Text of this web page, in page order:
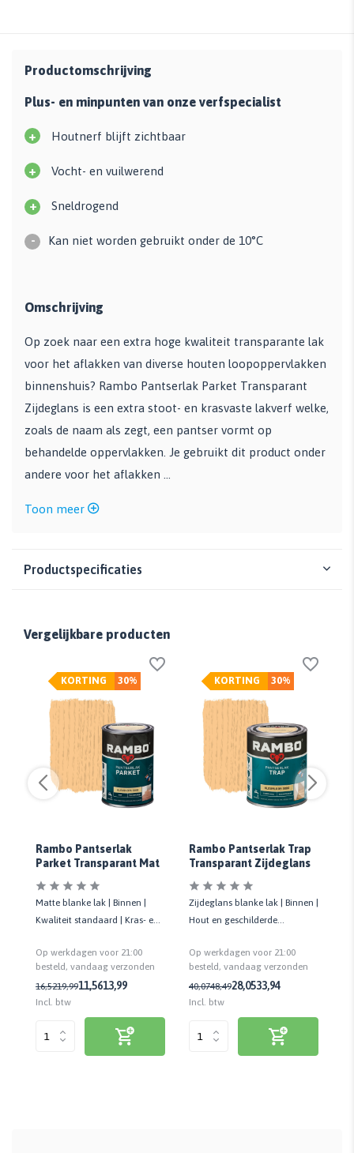
Productomschrijving
Plus- en minpunten van onze verfspecialist
+ Houtnerf blijft zichtbaar
+ Vocht- en vuilwerend
+ Sneldrogend
- Kan niet worden gebruikt onder de 10°C
Omschrijving
Op zoek naar een extra hoge kwaliteit transparante lak
voor het aflakken van diverse houten loopoppervlakken
binnenshuis? Rambo Pantserlak Parket Transparant
Zijdeglans is een extra stoot- en krasvaste lakverf welke,
zoals de naam als zegt, een pantser vormt op
behandelde oppervlakken. Je gebruikt dit product onder
andere voor het aflakken ...
Toon meer
Productspecificaties
Vergelijkbare producten
30%
KORTING
Rambo Pantserlak
Parket Transparant Mat
Matte blanke lak | Binnen |
Kwaliteit standaard | Kras- en
Op werkdagen voor 21:00
besteld, vandaag verzonden
16,5219,9911,5613,99
Incl. btw
30%
KORTING
Rambo Pantserlak Trap
Transparant Zijdeglans
Zijdeglans blanke lak | Binnen |
Hout en geschilderde
slijtvast
Op werkdagen voor 21:00
besteld, vandaag verzonden
40,0748,4928,0533,94
Incl. btw